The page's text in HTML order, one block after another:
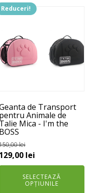
Reduceri!
de Transport
pentru Animale de
Talie Mica - I'm the
BOSS
lei
Prețul
129,00 lei
curent
este:
SELECTEAZĂ
OPȚIUNILE
mai
multe
alese
în
produsului.